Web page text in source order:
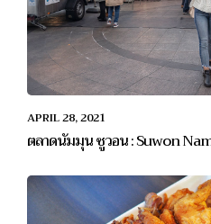
APRIL 28, 2021
ตลาดนัมมุน ซูวอน : Suwon